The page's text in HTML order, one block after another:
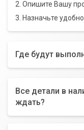
2. Опишите Вашу
3. Назначьте
Где будут
Все детали в
ждать?